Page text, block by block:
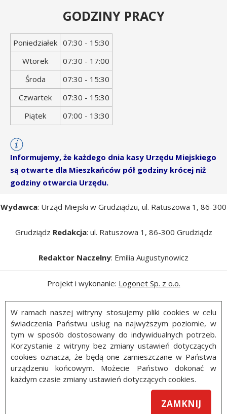
GODZINY PRACY
Dzień
tygodnia
Godziny
otwarcia
Poniedziałek 07:30 - 15:30
Wtorek
07:30 - 17:00
Środa
07:30 - 15:30
Czwartek
07:30 - 15:30
Piątek
07:00 - 13:30
Informujemy, że każdego dnia kasy Urzędu Miejskiego
są otwarte dla Mieszkańców pół godziny krócej niż
godziny otwarcia Urzędu.
Wydawca: Urząd Miejski w Grudziądzu, ul. Ratuszowa 1, 86-300
Grudziądz Redakcja: ul. Ratuszowa 1, 86-300 Grudziądz
Redaktor Naczelny: Emilia Augustynowicz
Projekt i wykonanie: Logonet Sp. z o.o.
W ramach naszej witryny stosujemy pliki cookies w celu
świadczenia Państwu usług na najwyższym poziomie, w
tym w sposób dostosowany do indywidualnych potrzeb.
Korzystanie z witryny bez zmiany ustawień dotyczących
cookies oznacza, że będą one zamieszczane w Państwa
urządzeniu końcowym. Możecie Państwo dokonać w
każdym czasie zmiany ustawień dotyczących cookies.
ZAMKNIJ